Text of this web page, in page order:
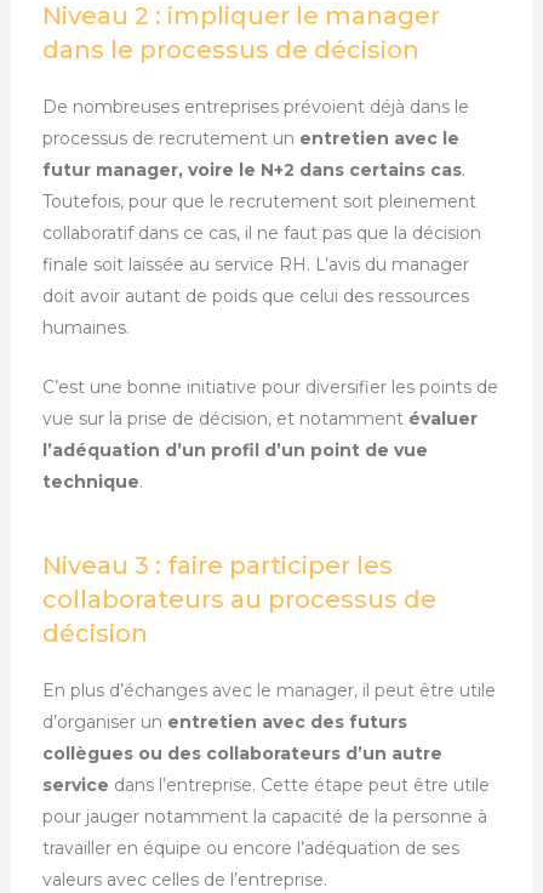
Niveau 2 : impliquer le manager
dans le processus de décision
De nombreuses entreprises prévoient déjà dans le
processus de recrutement un entretien avec le
futur manager, voire le N+2 dans certains cas.
Toutefois, pour que le recrutement soit pleinement
collaboratif dans ce cas, il ne faut pas que la décision
finale soit laissée au service RH. L’avis du manager
doit avoir autant de poids que celui des ressources
humaines.
C’est une bonne initiative pour diversifier les points de
vue sur la prise de décision, et notamment évaluer
l’adéquation d’un profil d’un point de vue
technique.
Niveau 3 : faire participer les
collaborateurs au processus de
décision
En plus d’échanges avec le manager, il peut être utile
d’organiser un entretien avec des futurs
collègues ou des collaborateurs d’un autre
service dans l’entreprise. Cette étape peut être utile
pour jauger notamment la capacité de la personne à
travailler en équipe ou encore l’adéquation de ses
valeurs avec celles de l’entreprise.